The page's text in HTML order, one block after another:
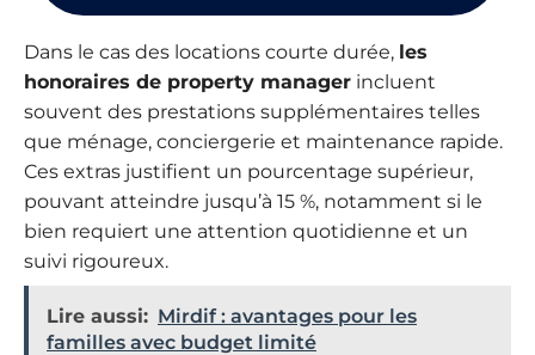
Dans le cas des locations courte durée, les
honoraires de property manager incluent
souvent des prestations supplémentaires telles
que ménage, conciergerie et maintenance rapide.
Ces extras justifient un pourcentage supérieur,
pouvant atteindre jusqu’à 15 %, notamment si le
bien requiert une attention quotidienne et un
suivi rigoureux.
Lire aussi: Mirdif : avantages pour les
familles avec budget limité